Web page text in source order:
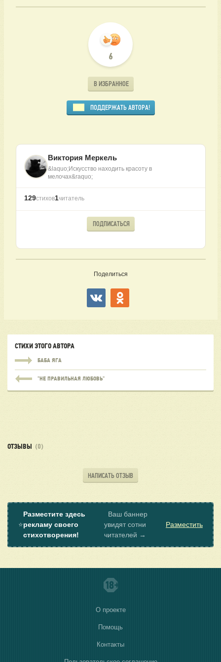
6
В ИЗБРАННОЕ
ПОДДЕРЖАТЬ АВТОРА!
Виктория Меркель
&laquo;Искусство находить красоту в
мелочах&raquo;
129стихов1читатель
ПОДПИСАТЬСЯ
Поделиться
СТИХИ ЭТОГО АВТОРА
БАБА ЯГА
"НЕ ПРАВИЛЬНАЯ ЛЮБОВЬ"
ОТЗЫВЫ (0)
НАПИСАТЬ ОТЗЫВ
⭐
Разместите здесь
рекламу своего
стихотворения!
Ваш баннер
увидят сотни
читателей →
Разместить
О проекте
Помощь
Контакты